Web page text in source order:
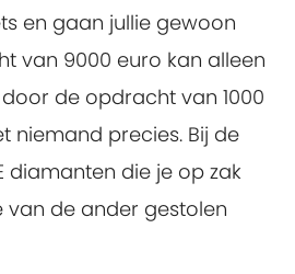
en gaan jullie gewoon
van 9000 euro kan alleen
de opdracht van 1000
niemand precies. Bij de
diamanten die je op zak
van de ander gestolen